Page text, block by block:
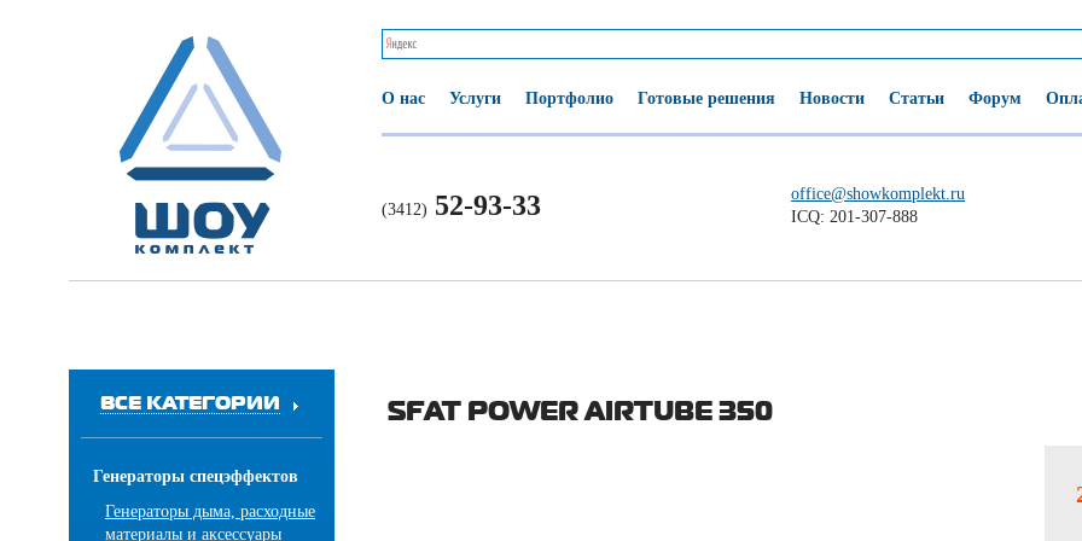
О нас Услуги Портфолио Готовые решения Новости Статьи Форум
(3412) 52-93-33
office@showkomplekt.ru
ICQ: 201-307-888
ВСЕ КАТЕГОРИИ
Генераторы спецэффектов
Генераторы дыма, расходные
материалы и аксессуары
SFAT POWER AIRTUBE 350